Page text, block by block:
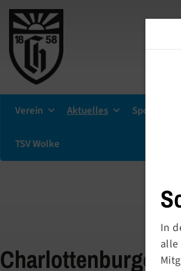
Verein Aktuelles Sportsuche
TSV Wolke
Charlottenburger
In
alle